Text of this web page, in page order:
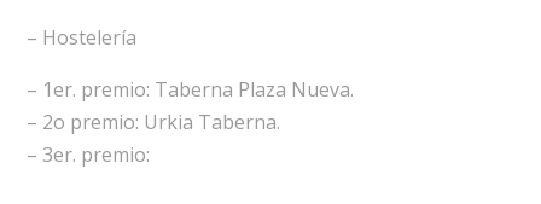
– Hostelería
– 1er. premio: Taberna Plaza Nueva.
– 2o premio: Urkia Taberna.
– 3er. premio: